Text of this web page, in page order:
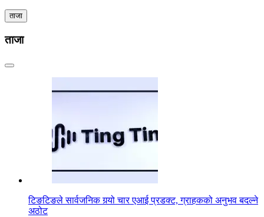
ताजा
ताजा
टिङटिङले सार्वजनिक गर्‍यो चार एआई प्रडक्ट, ग्राहकको अनुभव बदल्ने
अठोट